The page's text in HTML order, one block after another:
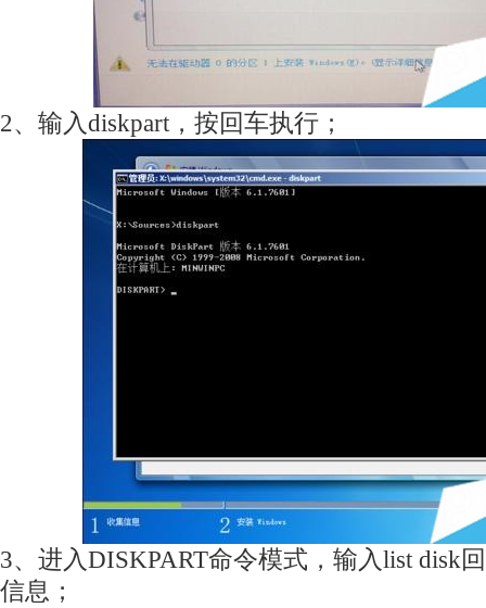
2、输入diskpart，按回车执行；
3、进入DISKPART命令模式，输入list disk
信息；